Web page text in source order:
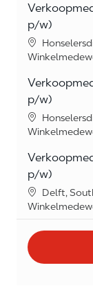
p/w)
Location
Category
p/w)
Location
Category
p/w)
Location
Delft,
Category